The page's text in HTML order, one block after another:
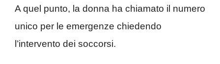
A quel punto, la donna ha chiamato il numero
unico per le emergenze chiedendo
l’intervento dei soccorsi.